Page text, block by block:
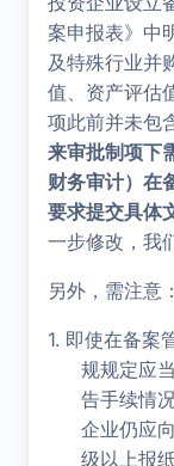
案申报表》中
及特殊行业并
值、资产评估
项此前并未包
来审批制项下
财务审计）在
要求提交具体
一步修改 ，我
另外，需注意：
1. 即使在备案
规规定应
告手续情
企业仍应
级以上报